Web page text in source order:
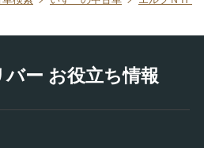
ー お役立ち情報